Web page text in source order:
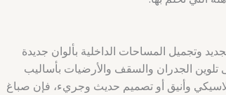
وتجميل المساحات الداخلية بألوان جديدة
الجدران والسقف والأرضيات بأساليب
وأنيق أو تصميم حديث وجريء، فإن صباغ